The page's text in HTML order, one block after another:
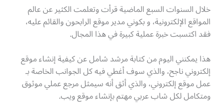
خلال السنوات السبع الماضية قرأت وتعلمت الكثير عن عالم
المواقع الإلكترونية، و بكوني مدير موقع الرابحون والقائم عليه،
فقد اكتسبت خبرة عملية كبيرة في هذا المجال.
هذا يمكنني اليوم من كتابة مرشد شامل عن كيفية إنشاء موقع
إلكتروني ناجح، والذي سوف أغطي فيه كل الجوانب الخاصة بـ
عمل موقع إلكتروني، والذي أثق أنه سيمثل مرجع عملي موثوق
ومتكامل لكل شاب عربي مهتم بإنشاء موقع ويب.